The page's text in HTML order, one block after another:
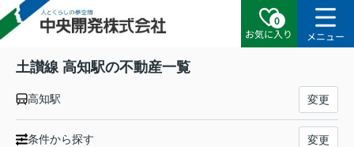
0
お気に入り
メニュー
土讃線 高知駅の不動産一覧
高知駅 変更
条件から探す 変更